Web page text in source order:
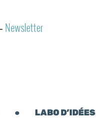
- Newsletter
LABO D’IDÉES